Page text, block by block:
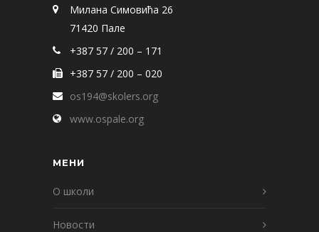
Милана Симовића 26
71420 Пале
+387 57 / 200 – 171
+387 57 / 200 – 020
os194@skolers.org
www.ospale.org
МЕНИ
О школи
Новости